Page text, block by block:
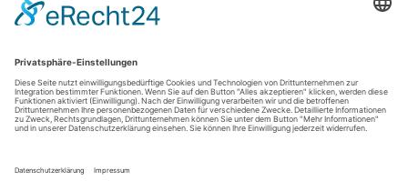
Kontakt
AGFEO GmbH & Co. KG
33647 Bielefeld
Fax: +49 521 44709-98555